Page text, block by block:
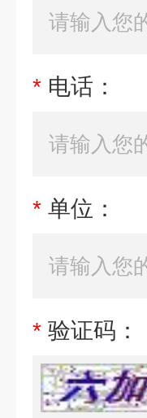
* 电话：
* 单位：
* 验证码：